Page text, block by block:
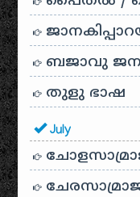
ബജാവു
തുളു ഭാഷ
July